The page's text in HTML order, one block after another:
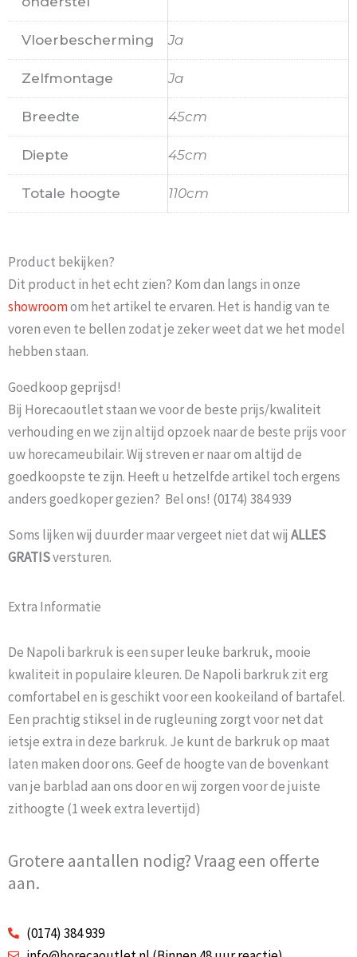
Vloerbescherming Ja
Zelfmontage Ja
Breedte 45cm
Diepte 45cm
Totale hoogte 110cm
Product bekijken?
Dit product in het echt zien? Kom dan langs in onze
showroomom het artikel te ervaren. Het is handig van te
voren even te bellen zodat je zeker weet dat we het model
hebben staan.
Goedkoop geprijsd!
Bij Horecaoutlet staan we voor de beste prijs/kwaliteit
verhouding en we zijn altijd opzoek naar de beste prijs voor
uw horecameubilair. Wij streven er naar om altijd de
goedkoopste te zijn. Heeft u hetzelfde artikel toch ergens
anders goedkoper gezien? Bel ons! (0174) 384 939
Soms lijken wij duurder maar vergeet niet dat wij ALLES
GRATISversturen.
Extra Informatie
De Napoli barkruk is een super leuke barkruk, mooie
kwaliteit in populaire kleuren. De Napoli barkruk zit erg
comfortabel en is geschikt voor een kookeiland of bartafel.
Een prachtig stiksel in de rugleuning zorgt voor net dat
ietsje extra in deze barkruk. Je kunt de barkruk op maat
laten maken door ons. Geef de hoogte van de bovenkant
van je barblad aan ons door en wij zorgen voor de juiste
zithoogte (1 week extra levertijd)
Grotere aantallen nodig? Vraag een offerte
aan.
(0174) 384 939